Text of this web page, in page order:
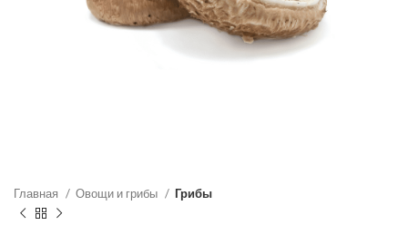
Главная Овощи и грибы Грибы